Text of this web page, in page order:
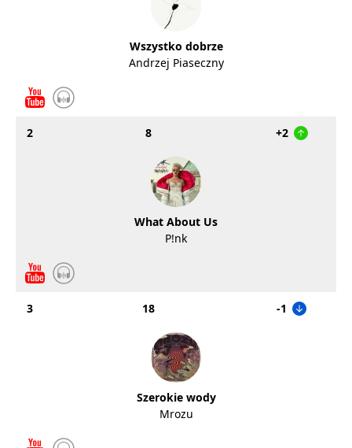
Wszystko dobrze
Andrzej Piaseczny
2 8 +2
What About Us
P!nk
3 18 -1
Szerokie wody
Mrozu